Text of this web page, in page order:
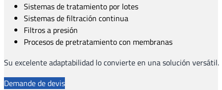
Sistemas de tratamiento por lotes
Sistemas de filtración continua
Filtros a presión
Procesos de pretratamiento con membranas
Su excelente adaptabilidad lo convierte en una solución versátil.
Demande de devis